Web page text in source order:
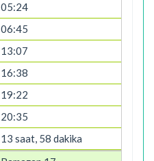
05:24
06:45
13:07
16:38
19:22
20:35
13 saat, 58 dakika